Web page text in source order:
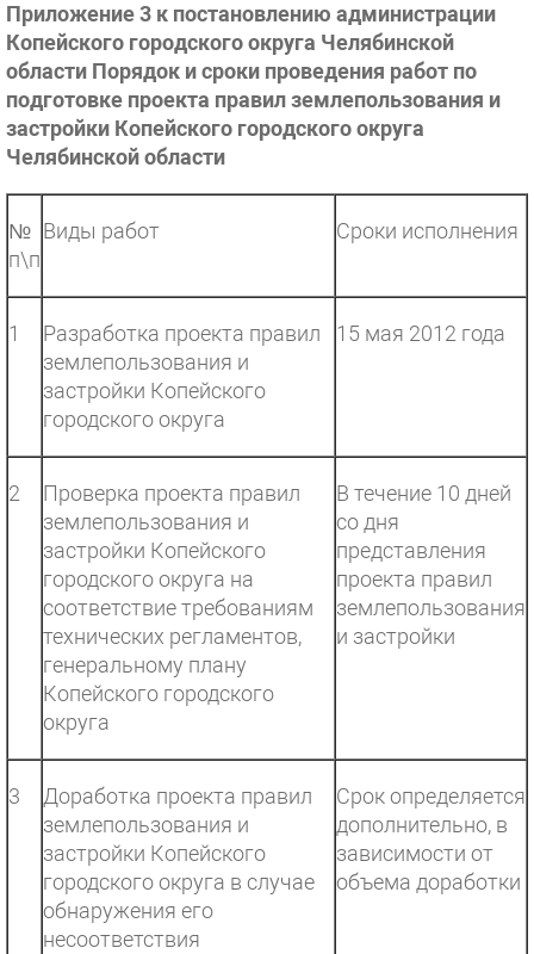
Приложение 3 к постановлению администрации
Копейского городского округа Челябинской
области Порядок и сроки проведения работ по
подготовке проекта правил землепользования и
застройки Копейского городского округа
Челябинской области
№
п\п
Виды работ Сроки исполнения
1
Разработка проекта правил
землепользования и
застройки Копейского
городского округа
15 мая 2012 года
2
Проверка проекта правил
землепользования и
застройки Копейского
городского округа на
соответствие требованиям
технических регламентов,
генеральному плану
Копейского городского
округа
В течение 10 дней
со дня
представления
проекта правил
землепользования
и застройки
3
Доработка проекта правил
землепользования и
застройки Копейского
городского округа в случае
обнаружения его
несоответствия
Срок определяется
дополнительно, в
зависимости от
объема доработки